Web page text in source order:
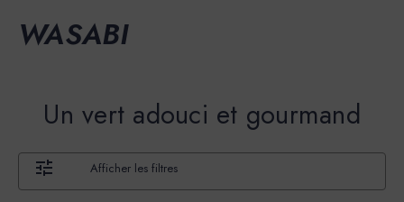
WASABI
Un vert adouci et gourmand
Afficher les filtres